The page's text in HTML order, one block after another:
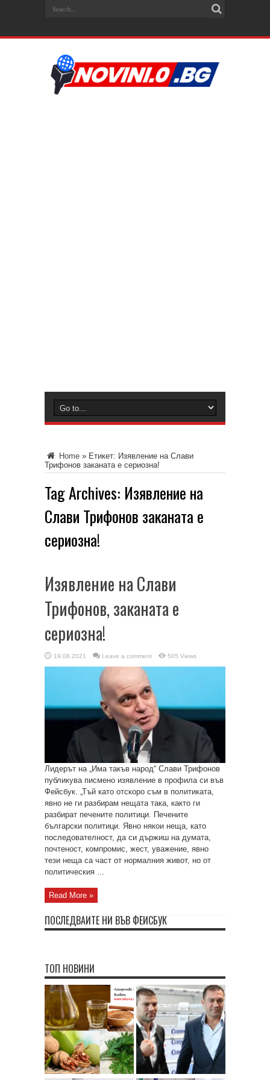
Home » Етикет: Изявление на Слави
Трифонов заканата е сериозна!
Tag Archives: Изявление на
Слави Трифонов заканата е
сериозна!
Изявление на Слави
Трифонов, заканата е
сериозна!
19.08.2021 Leave a comment 505 Views
Лидерът на „Има такъв народ“ Слави Трифонов
публикува писмено изявление в профила си във
Фейсбук. „Тъй като отскоро съм в политиката,
явно не ги разбирам нещата така, както ги
разбират печените политици. Печените
български политици. Явно някои неща, като
последователност, да си държиш на думата,
почтеност, компромис, жест, уважение, явно
тези неща са част от нормалния живот, но от
политическия ...
Read More »
ПОСЛЕДВАЙТЕ НИ ВЪВ ФЕЙСБУК
ТОП НОВИНИ